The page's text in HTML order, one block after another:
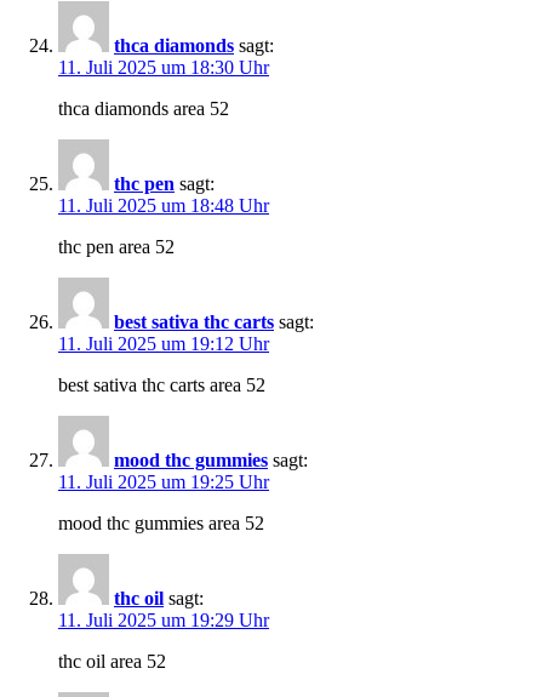
thca diamonds sagt:
11. Juli 2025 um 18:30 Uhr
thca diamonds area 52
thc pen sagt:
11. Juli 2025 um 18:48 Uhr
thc pen area 52
best sativa thc carts sagt:
11. Juli 2025 um 19:12 Uhr
best sativa thc carts area 52
mood thc gummies sagt:
11. Juli 2025 um 19:25 Uhr
mood thc gummies area 52
thc oil sagt:
11. Juli 2025 um 19:29 Uhr
thc oil area 52